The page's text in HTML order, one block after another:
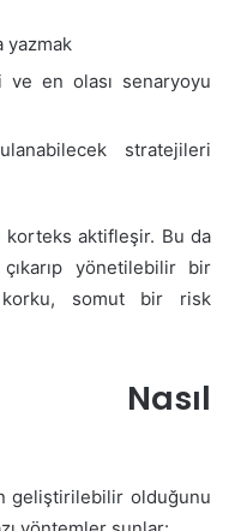
yazmak
en olası senaryoyu
stratejileri
korteks aktifleşir. Bu da
yönetilebilir bir
korku, somut bir risk
Nasıl
geliştirilebilir olduğunu